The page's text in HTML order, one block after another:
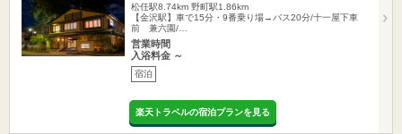
松任駅8.74km 野町駅1.86km
【金沢駅】車で15分・9番乗り場→バス20分/十一屋下車
前 兼六園/…
営業時間
入浴料金 ～
宿泊
楽天トラベルの宿泊プランを見る